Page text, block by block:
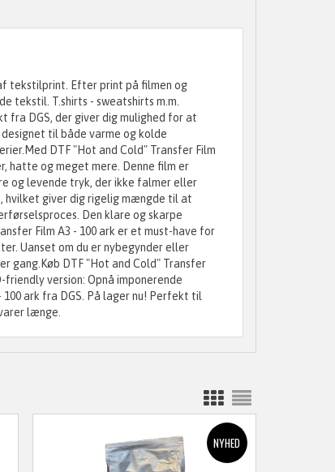
tekstilprint. Efter print på filmen og
tekstil. T.shirts - sweatshirts m.m.
fra DGS, der giver dig mulighed for at
til både varme og kolde
DTF "Hot and Cold" Transfer Film
hatte og meget mere. Denne film er
og levende tryk, der ikke falmer eller
hvilket giver dig rigelig mængde til at
Den klare og skarpe
Film A3 - 100 ark er et must-have for
Uanset om du er nybegynder eller
gang.Køb DTF "Hot and Cold" Transfer
version: Opnå imponerende
ark fra DGS. På lager nu! Perfekt til
længe.